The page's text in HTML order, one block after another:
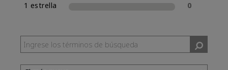
1 estrella
0